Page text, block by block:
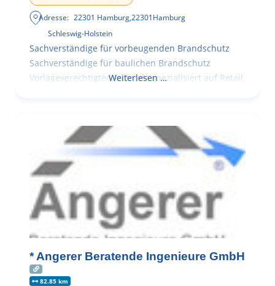
Adresse: 22301 Hamburg,22301Hamburg
Schleswig-Holstein
Sachverständige für vorbeugenden Brandschutz
Sachverständige für baulichen Brandschutz
Vorlageverechtigter Architekt spezialisiert auf Retail
Weiterlesen …
* Angerer Beratende Ingenieure GmbH
82.85 km